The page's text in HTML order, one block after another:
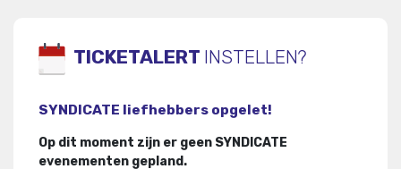
TICKETALERT INSTELLEN?
SYNDICATE liefhebbers opgelet!
Op dit moment zijn er geen SYNDICATE
evenementen gepland.